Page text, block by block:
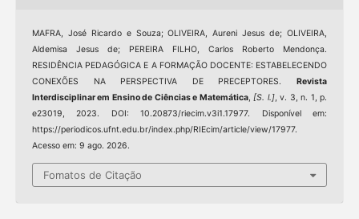
MAFRA, José Ricardo e Souza; OLIVEIRA, Aureni Jesus de; OLIVEIRA,
Aldemisa Jesus de; PEREIRA FILHO, Carlos Roberto Mendonça.
RESIDÊNCIA PEDAGÓGICA E A FORMAÇÃO DOCENTE: ESTABELECENDO
CONEXÕES NA PERSPECTIVA DE PRECEPTORES.Revista
Interdisciplinar em Ensino de Ciências e Matemática,[S. l.], v. 3, n. 1, p.
e23019, 2023. DOI: 10.20873/riecim.v3i1.17977. Disponível em:
https://periodicos.ufnt.edu.br/index.php/RIEcim/article/view/17977.
Acesso em: 9 ago. 2026.
Fomatos de Citação